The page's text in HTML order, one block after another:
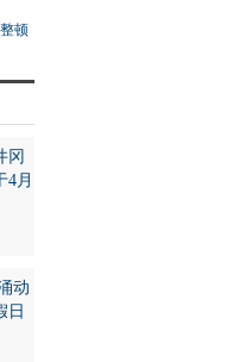
顿
冈
4月
动
日